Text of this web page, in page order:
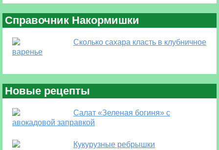
Справочник Накормишки
Сколько сахара класть в клубничное
варенье
Новые рецепты
Салат «Зеленая богиня» с
авокадовой заправкой
Кукурузные ребрышки